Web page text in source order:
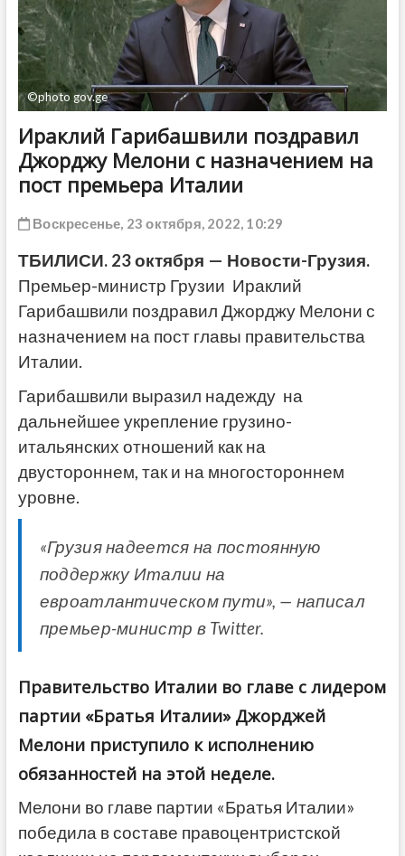
©photo gov.ge
Ираклий Гарибашвили поздравил
Джорджу Мелони с назначением на
пост премьера Италии
Воскресенье, 23 октября, 2022, 10:29
ТБИЛИСИ. 23 октября — Новости-Грузия.
Премьер-министр Грузии Ираклий
Гарибашвили поздравил Джорджу Мелони с
назначением на пост главы правительства
Италии.
Гарибашвили выразил надежду на
дальнейшее укрепление грузино-
итальянских отношений как на
двустороннем, так и на многостороннем
уровне.
«Грузия надеется на постоянную
поддержку Италии на
евроатлантическом пути», — написал
премьер-министр в Twitter.
Правительство Италии во главе с лидером
партии «Братья Италии» Джорджей
Мелони приступило к исполнению
обязанностей на этой неделе.
Мелони во главе партии «Братья Италии»
победила в составе правоцентристской